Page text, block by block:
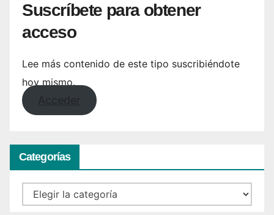
Suscríbete para obtener
acceso
Lee más contenido de este tipo suscribiéndote
hoy mismo.
Acceder
Categorías
Categorías